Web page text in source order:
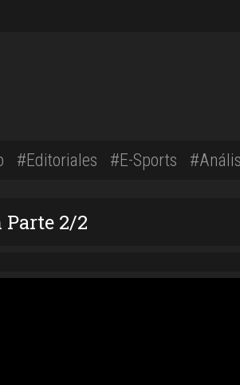
#Editoriales #E-Sports
2/2